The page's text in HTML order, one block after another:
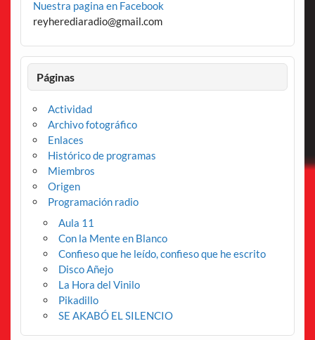
Nuestra pagina en Facebook
reyherediaradio@gmail.com
Páginas
Actividad
Archivo fotográfico
Enlaces
Histórico de programas
Miembros
Origen
Programación radio
Aula 11
Con la Mente en Blanco
Confieso que he leído, confieso que he escrito
Disco Añejo
La Hora del Vinilo
Pikadillo
SE AKABÓ EL SILENCIO